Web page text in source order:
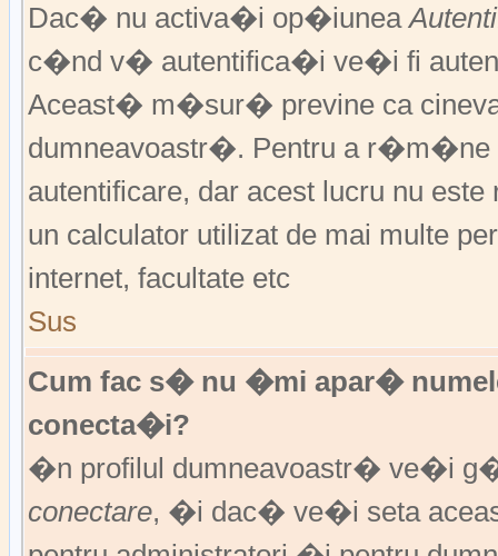
Dac� nu activa�i op�iunea
c�nd v� autentifica�i ve�i fi
Aceast� m�sur� previne ca
dumneavoastr�. Pentru a
autentificare, dar acest lucru nu
un calculator utilizat de mai multe
internet, facultate etc
Sus
Cum fac s� nu �mi apar�
conecta�i?
�n profilul dumneavoastr� ve�i
conectare, �i dac� ve�i seta